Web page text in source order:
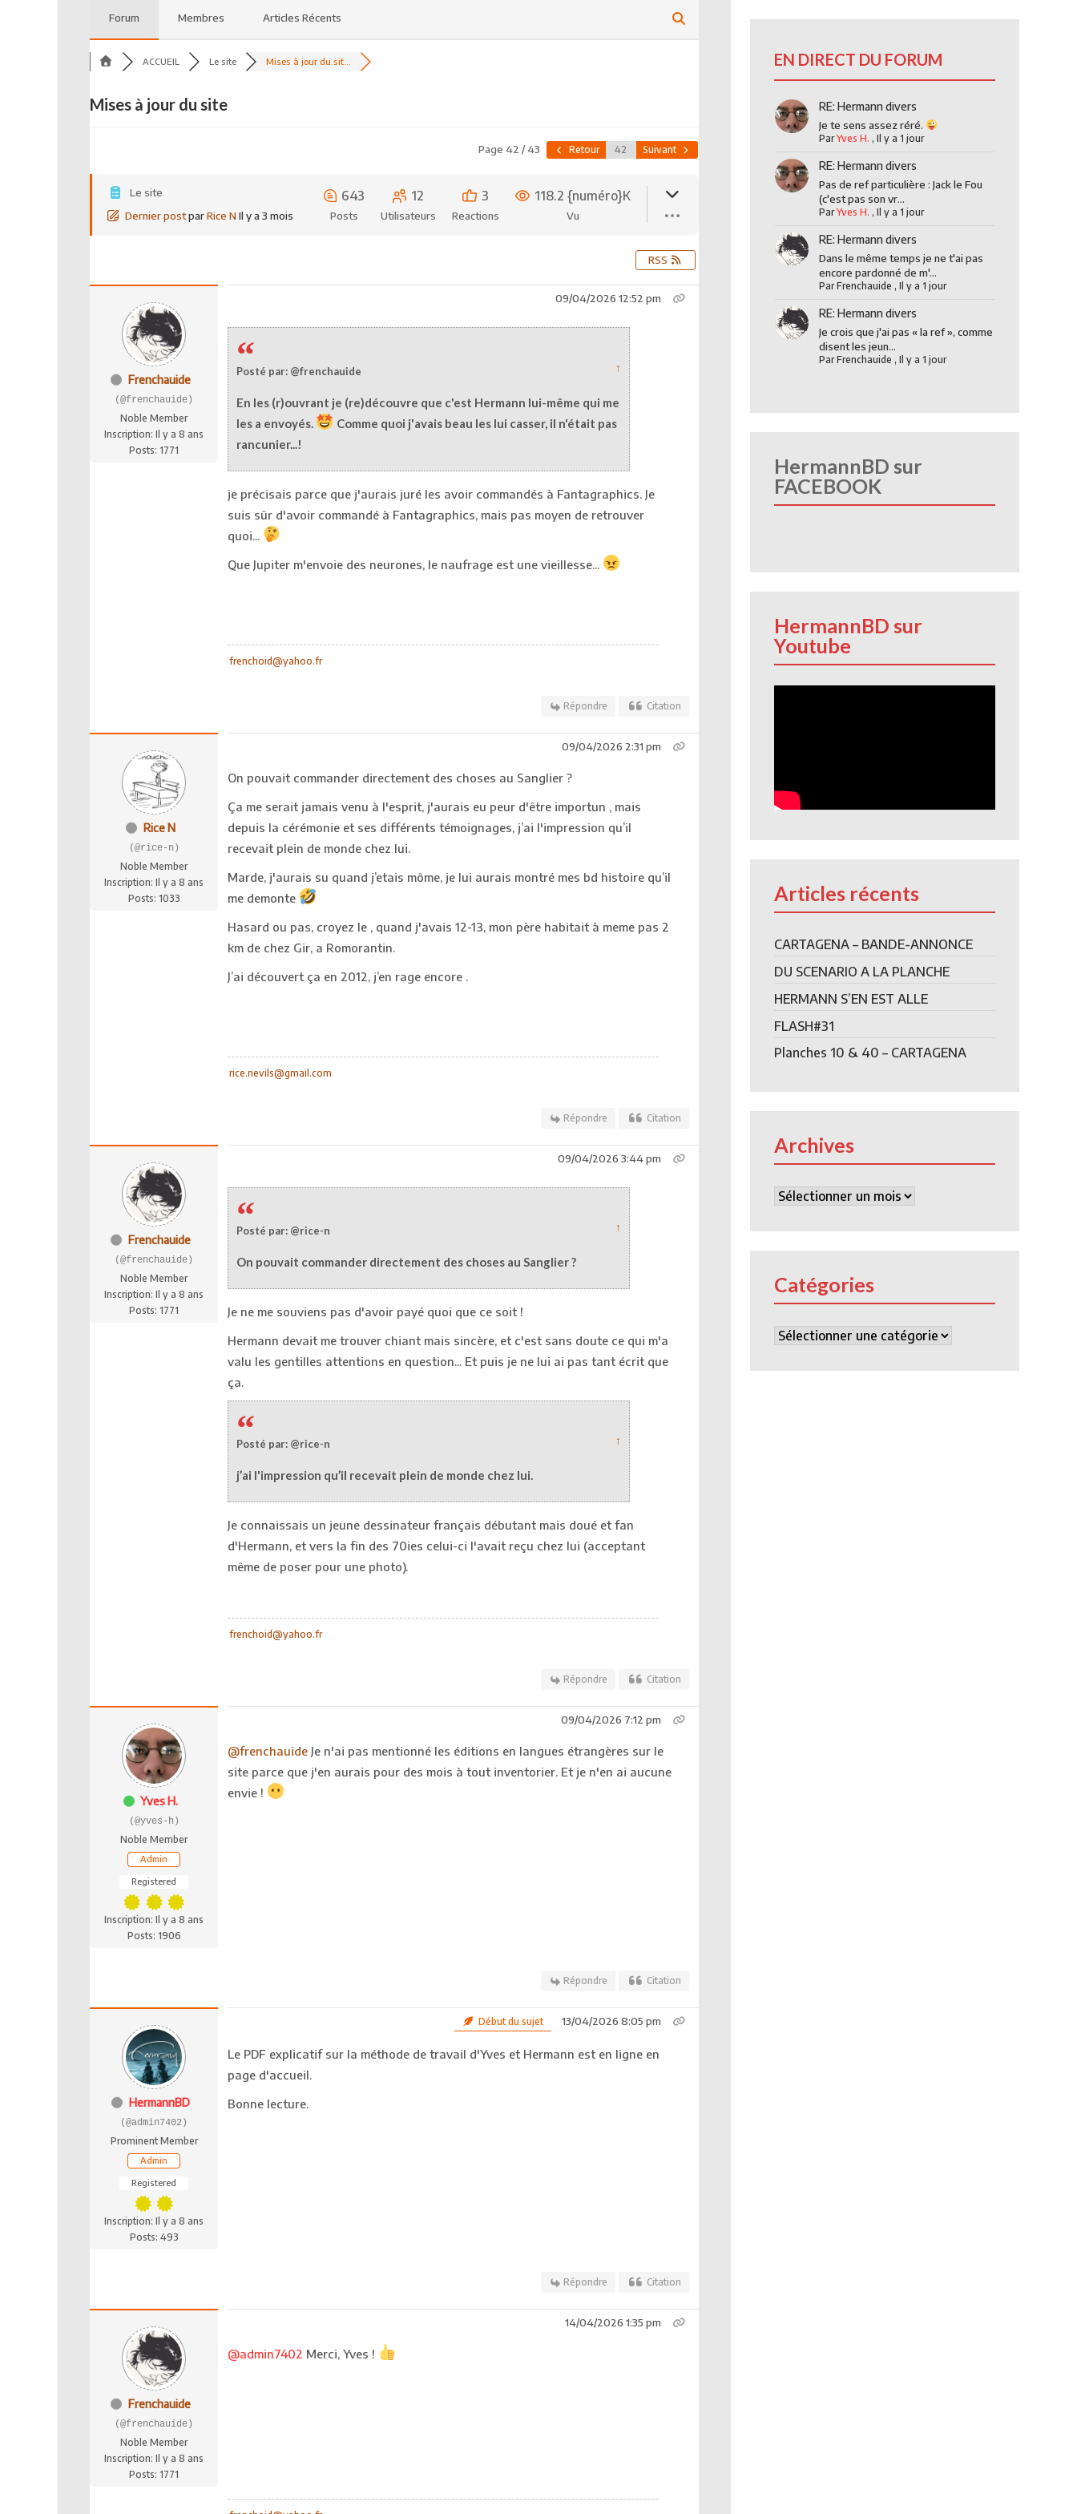
Forum Membres Articles Récents
ACCUEIL Le site Mises à jour du sit...
Mises à jour du site
Page 42 / 43 Retour Suivant
Le site
Dernier postparRice N Il y a 3 mois
643
Posts
12
Utilisateurs
3
Reactions
118.2 {numéro}K
Vu
RSS
Frenchauide
(@frenchauide)
Noble Member
Inscription: Il y a 8 ans
Posts: 1771
09/04/2026 12:52 pm
Posté par: @frenchauide ↑
En les (r)ouvrant je (re)découvre que c'est Hermann lui-même qui me
les a envoyés.
Comme quoi j'avais beau les lui casser, il n'était pas
rancunier...!
je précisais parce que j'aurais juré les avoir commandés à Fantagraphics. Je
suis sûr d'avoir commandé à Fantagraphics, mais pas moyen de retrouver
quoi...
Que Jupiter m'envoie des neurones, le naufrage est une vieillesse...
frenchoid@yahoo.fr
Répondre Citation
Rice N
(@rice-n)
Noble Member
Inscription: Il y a 8 ans
Posts: 1033
09/04/2026 2:31 pm
On pouvait commander directement des choses au Sanglier ?
Ça me serait jamais venu à l'esprit, j'aurais eu peur d'être importun , mais
depuis la cérémonie et ses différents témoignages, j’ai l'impression qu’il
recevait plein de monde chez lui.
Marde, j'aurais su quand j’etais môme, je lui aurais montré mes bd histoire qu’il
me demonte
Hasard ou pas, croyez le , quand j'avais 12-13, mon père habitait à meme pas 2
km de chez Gir, a Romorantin.
J’ai découvert ça en 2012, j’en rage encore .
rice.nevils@gmail.com
Répondre Citation
Frenchauide
(@frenchauide)
Noble Member
Inscription: Il y a 8 ans
Posts: 1771
09/04/2026 3:44 pm
Posté par: @rice-n ↑
On pouvait commander directement des choses au Sanglier ?
Je ne me souviens pas d'avoir payé quoi que ce soit !
Hermann devait me trouver chiant mais sincère, et c'est sans doute ce qui m'a
valu les gentilles attentions en question... Et puis je ne lui ai pas tant écrit que
ça.
Posté par: @rice-n ↑
j’ai l'impression qu’il recevait plein de monde chez lui.
Je connaissais un jeune dessinateur français débutant mais doué et fan
d'Hermann, et vers la fin des 70ies celui-ci l'avait reçu chez lui (acceptant
même de poser pour une photo).
frenchoid@yahoo.fr
Répondre Citation
Yves H.
(@yves-h)
Noble Member
Admin
Registered
Inscription: Il y a 8 ans
Posts: 1906
09/04/2026 7:12 pm
@frenchauide Je n'ai pas mentionné les éditions en langues étrangères sur le
site parce que j'en aurais pour des mois à tout inventorier. Et je n'en ai aucune
envie !
Répondre Citation
HermannBD
(@admin7402)
Prominent Member
Admin
Registered
Inscription: Il y a 8 ans
Posts: 493
Début du sujet 13/04/2026 8:05 pm
Le PDF explicatif sur la méthode de travail d'Yves et Hermann est en ligne en
page d'accueil.
Bonne lecture.
Répondre Citation
Frenchauide
(@frenchauide)
Noble Member
Inscription: Il y a 8 ans
Posts: 1771
14/04/2026 1:35 pm
@admin7402 Merci, Yves !
EN DIRECT DU FORUM
RE: Hermann divers
Je te sens assez réré.
ParYves H. , Il y a 1 jour
RE: Hermann divers
Pas de ref particulière : Jack le Fou
(c'est pas son vr...
ParYves H. , Il y a 1 jour
RE: Hermann divers
Dans le même temps je ne t'ai pas
encore pardonné de m'...
ParFrenchauide , Il y a 1 jour
RE: Hermann divers
Je crois que j'ai pas « la ref », comme
disent les jeun...
ParFrenchauide , Il y a 1 jour
HermannBD sur
FACEBOOK
HermannBD sur
Youtube
Articles récents
CARTAGENA – BANDE-ANNONCE
DU SCENARIO A LA PLANCHE
HERMANN S’EN EST ALLE
FLASH#31
Planches 10 & 40 – CARTAGENA
Archives
Archives
Catégories
Catégories